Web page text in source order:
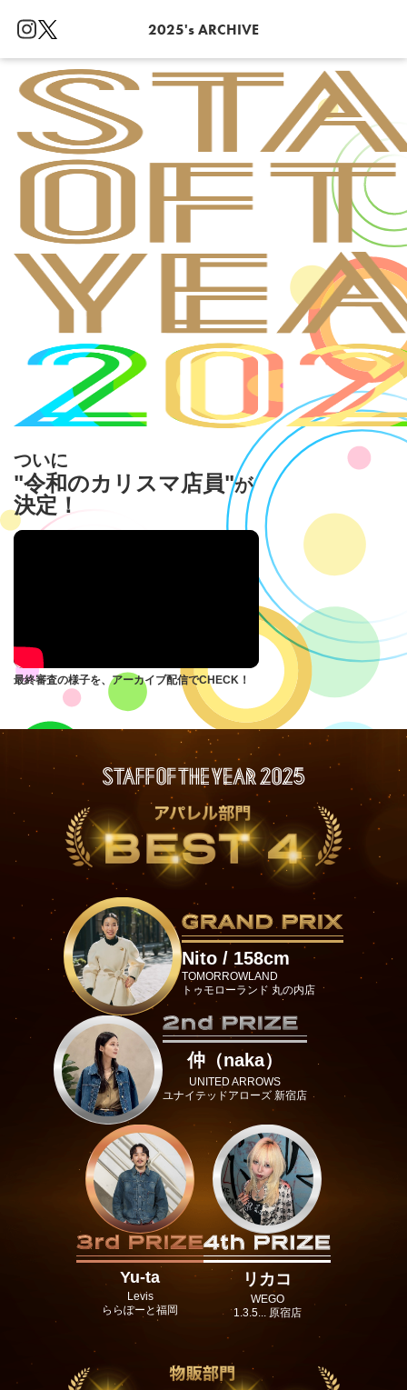
2025's ARCHIVE
ついに
"令和のカリスマ店員"が
決定！
最終審査の様子を、アーカイブ配信でCHECK！
Nito / 158cm
TOMORROWLAND
トゥモローランド 丸の内店
仲（naka）
UNITED ARROWS
ユナイテッドアローズ 新宿店
Yu-ta
Levis
ららぽーと福岡
リカコ
WEGO
1.3.5... 原宿店